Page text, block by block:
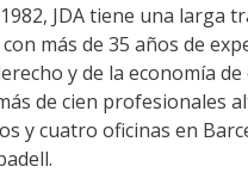
JDA tiene una larga
más de 35 años de
y de la economía
de cien profesionales
y cuatro oficinas en